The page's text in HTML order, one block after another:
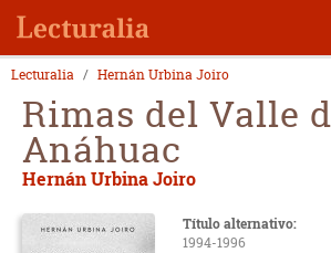
Lecturalia Hernán Urbina Joiro
Rimas del Valle
Anáhuac
Hernán Urbina Joiro
Título alternativo:
1994-1996